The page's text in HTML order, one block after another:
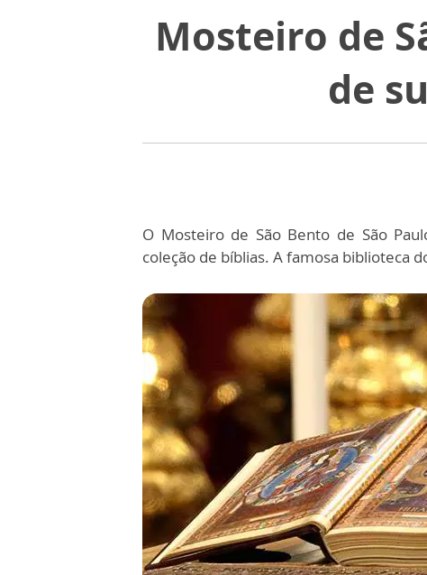
Mosteiro de
de
O Mosteiro de São Bento de São
coleção de bíblias. A famosa biblioteca